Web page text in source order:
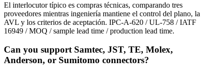
El interlocutor típico es compras técnicas, comparando tres
proveedores mientras ingeniería mantiene el control del plano, la
AVL y los criterios de aceptación. IPC-A-620 / UL-758 / IATF
16949 / MOQ / sample lead time / production lead time.
Can you support Samtec, JST, TE, Molex,
Anderson, or Sumitomo connectors?